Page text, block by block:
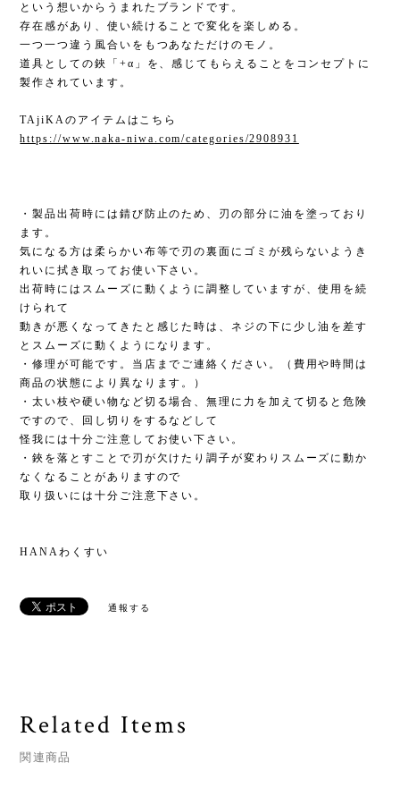
という想いからうまれたブランドです。
存在感があり、使い続けることで変化を楽しめる。
一つ一つ違う風合いをもつあなただけのモノ。
道具としての鋏「+α」を、感じてもらえることをコンセプトに
製作されています。
TAjiKAのアイテムはこちら
https://www.naka-niwa.com/categories/2908931
・製品出荷時には錆び防止のため、刃の部分に油を塗っており
ます。
気になる方は柔らかい布等で刃の裏面にゴミが残らないようき
れいに拭き取ってお使い下さい。
出荷時にはスムーズに動くように調整していますが、使用を続
けられて
動きが悪くなってきたと感じた時は、ネジの下に少し油を差す
とスムーズに動くようになります。
・修理が可能です。当店までご連絡ください。（費用や時間は
商品の状態により異なります。）
・太い枝や硬い物など切る場合、無理に力を加えて切ると危険
ですので、回し切りをするなどして
怪我には十分ご注意してお使い下さい。
・鋏を落とすことで刃が欠けたり調子が変わりスムーズに動か
なくなることがありますので
取り扱いには十分ご注意下さい。
HANAわくすい
通報する
Related Items
関連商品